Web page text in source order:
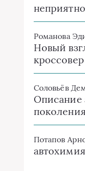
Романова
Новый
кроссовер
Соловьёв
Описание
поколения
Потапов